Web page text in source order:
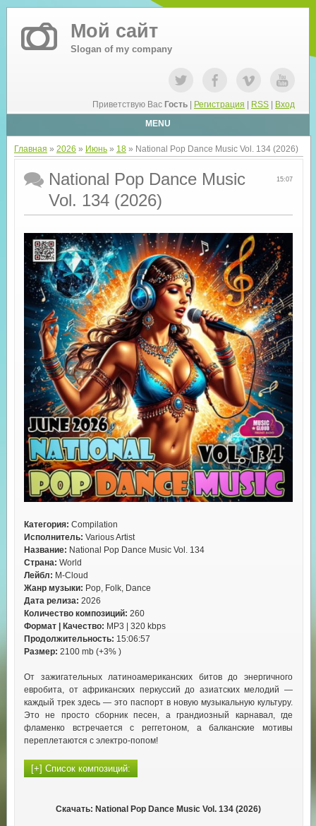
Мой сайт
Slogan of my company
Приветствую Вас Гость Регистрация RSS
Вход
MENU
Главная » 2026 » Июнь » 18» National Pop Dance Music Vol. 134 (2026)
15:07
National Pop Dance Music
Vol. 134 (2026)
Категория: Compilation
Исполнитель: Various Artist
Название: National Pop Dance Music Vol. 134
Страна: World
Лейбл: M-Cloud
Жанр музыки: Pop, Folk, Dance
Дата релиза: 2026
Количество композиций: 260
Формат | Качество: MP3 | 320 kbps
Продолжительность: 15:06:57
Размер: 2100 mb (+3% )
От зажигательных латиноамериканских битов до энергичного
евробита, от африканских перкуссий до азиатских мелодий —
каждый трек здесь — это паспорт в новую музыкальную культуру.
Это не просто сборник песен, а грандиозный карнавал, где
фламенко встречается с реггетоном, а балканские мотивы
переплетаются с электро‑попом!
Скачать: National Pop Dance Music Vol. 134 (2026)